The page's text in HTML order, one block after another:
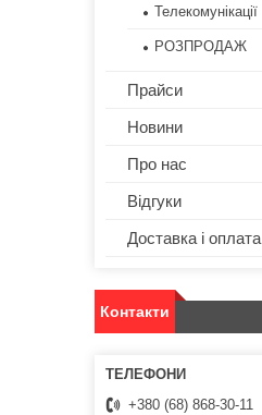
Телекомунікації
РОЗПРОДАЖ
Прайси
Новини
Про нас
Відгуки
Доставка і оплата
Контакти
+380 (68) 868-30-11